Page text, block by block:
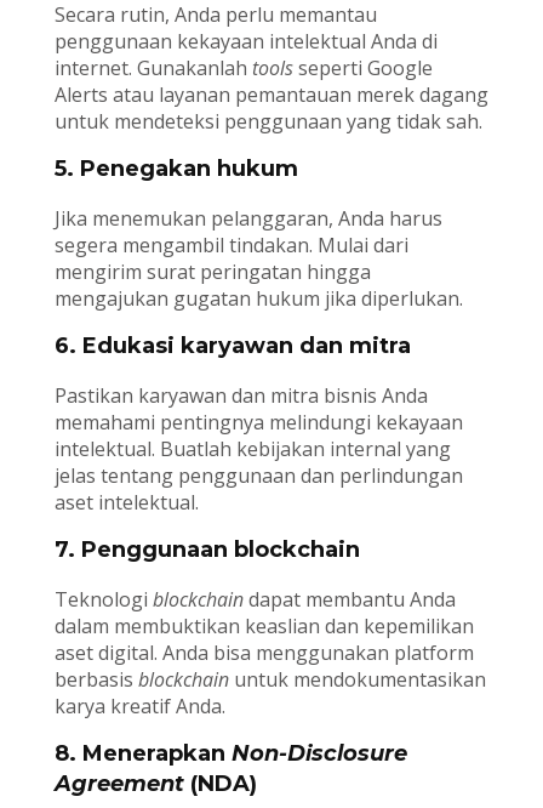
Secara rutin, Anda perlu memantau
penggunaan kekayaan intelektual Anda di
internet. Gunakanlah toolsseperti Google
Alerts atau layanan pemantauan merek dagang
untuk mendeteksi penggunaan yang tidak sah.
5. Penegakan hukum
Jika menemukan pelanggaran, Anda harus
segera mengambil tindakan. Mulai dari
mengirim surat peringatan hingga
mengajukan gugatan hukum jika diperlukan.
6. Edukasi karyawan dan mitra
Pastikan karyawan dan mitra bisnis Anda
memahami pentingnya melindungi kekayaan
intelektual. Buatlah kebijakan internal yang
jelas tentang penggunaan dan perlindungan
aset intelektual.
7. Penggunaan blockchain
Teknologi blockchaindapat membantu Anda
dalam membuktikan keaslian dan kepemilikan
aset digital. Anda bisa menggunakan platform
berbasis blockchainuntuk mendokumentasikan
karya kreatif Anda.
8. Menerapkan Non-Disclosure
Agreement(NDA)